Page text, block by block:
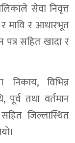
पहिचानमा जोड
४० करोड
पत्रकारितामा जोड
रोपाइँ
बेपत्ता भएका मंगले
सञ्चालकसहित दुई जना
: पाँचवर्षीय GEDSI
सेवा निवृत्त
र मावि र आधारभूत
पत्र सहित खादा र
निकाय, विभिन्न
पूर्व तथा वर्तमान
जिल्लास्थित